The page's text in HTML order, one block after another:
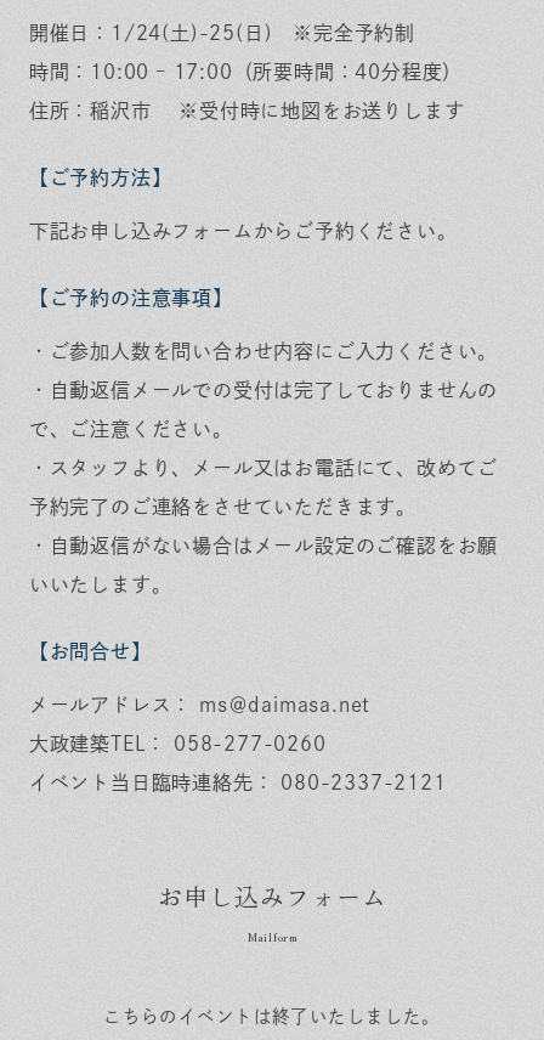
開催日：1/24(土)-25(日) ※完全予約制
時間：10:00 – 17:00（所要時間：40分程度）
住所：稲沢市 ※受付時に地図をお送りします
【ご予約方法】
下記お申し込みフォームからご予約ください。
【ご予約の注意事項】
・ご参加人数を問い合わせ内容にご入力ください。
・自動返信メールでの受付は完了しておりませんの
で、ご注意ください。
・スタッフより、メール又はお電話にて、改めてご
予約完了のご連絡をさせていただきます。
・自動返信がない場合はメール設定のご確認をお願
いいたします。
【お問合せ】
メールアドレス： ms＠daimasa.net
大政建築TEL： 058-277-0260
イベント当日臨時連絡先： 080-2337-2121
お申し込みフォーム
こちらのイベントは終了いたしました。